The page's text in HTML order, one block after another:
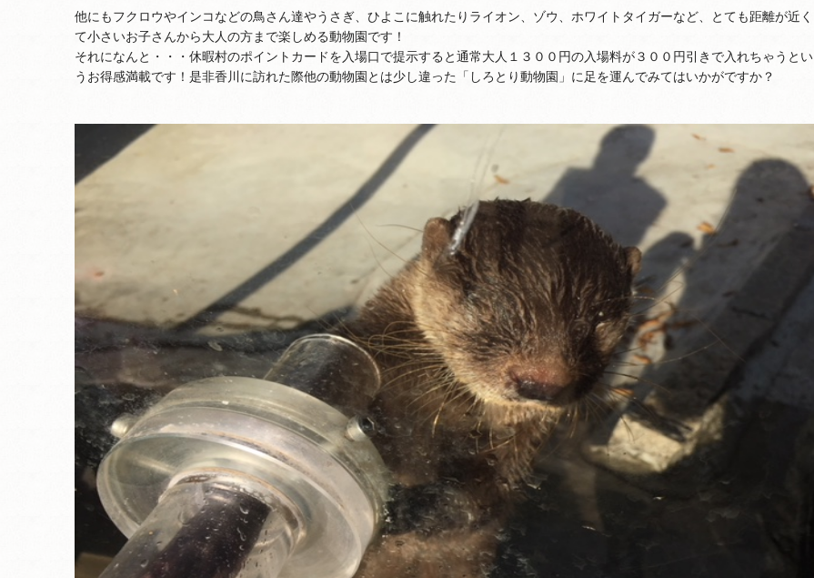
他にもフクロウやインコなどの鳥さん達やうさぎ、ひよこに触れたりライオン、ゾウ、ホワイトタイガーなど、とても距離が近く
て小さいお子さんから大人の方まで楽しめる動物園です！
それになんと・・・休暇村のポイントカードを入場口で提示すると通常大人１３００円の入場料が３００円引きで入れちゃうとい
うお得感満載です！是非香川に訪れた際他の動物園とは少し違った「しろとり動物園」に足を運んでみてはいかがですか？